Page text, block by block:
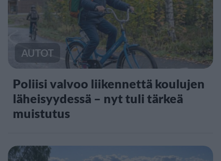
AUTOT
Poliisi valvoo liikennettä koulujen
läheisyydessä – nyt tuli tärkeä
muistutus